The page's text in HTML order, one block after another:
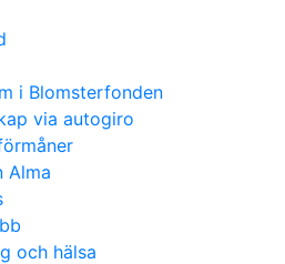
i Blomsterfonden
via autogiro
Alma
och hälsa